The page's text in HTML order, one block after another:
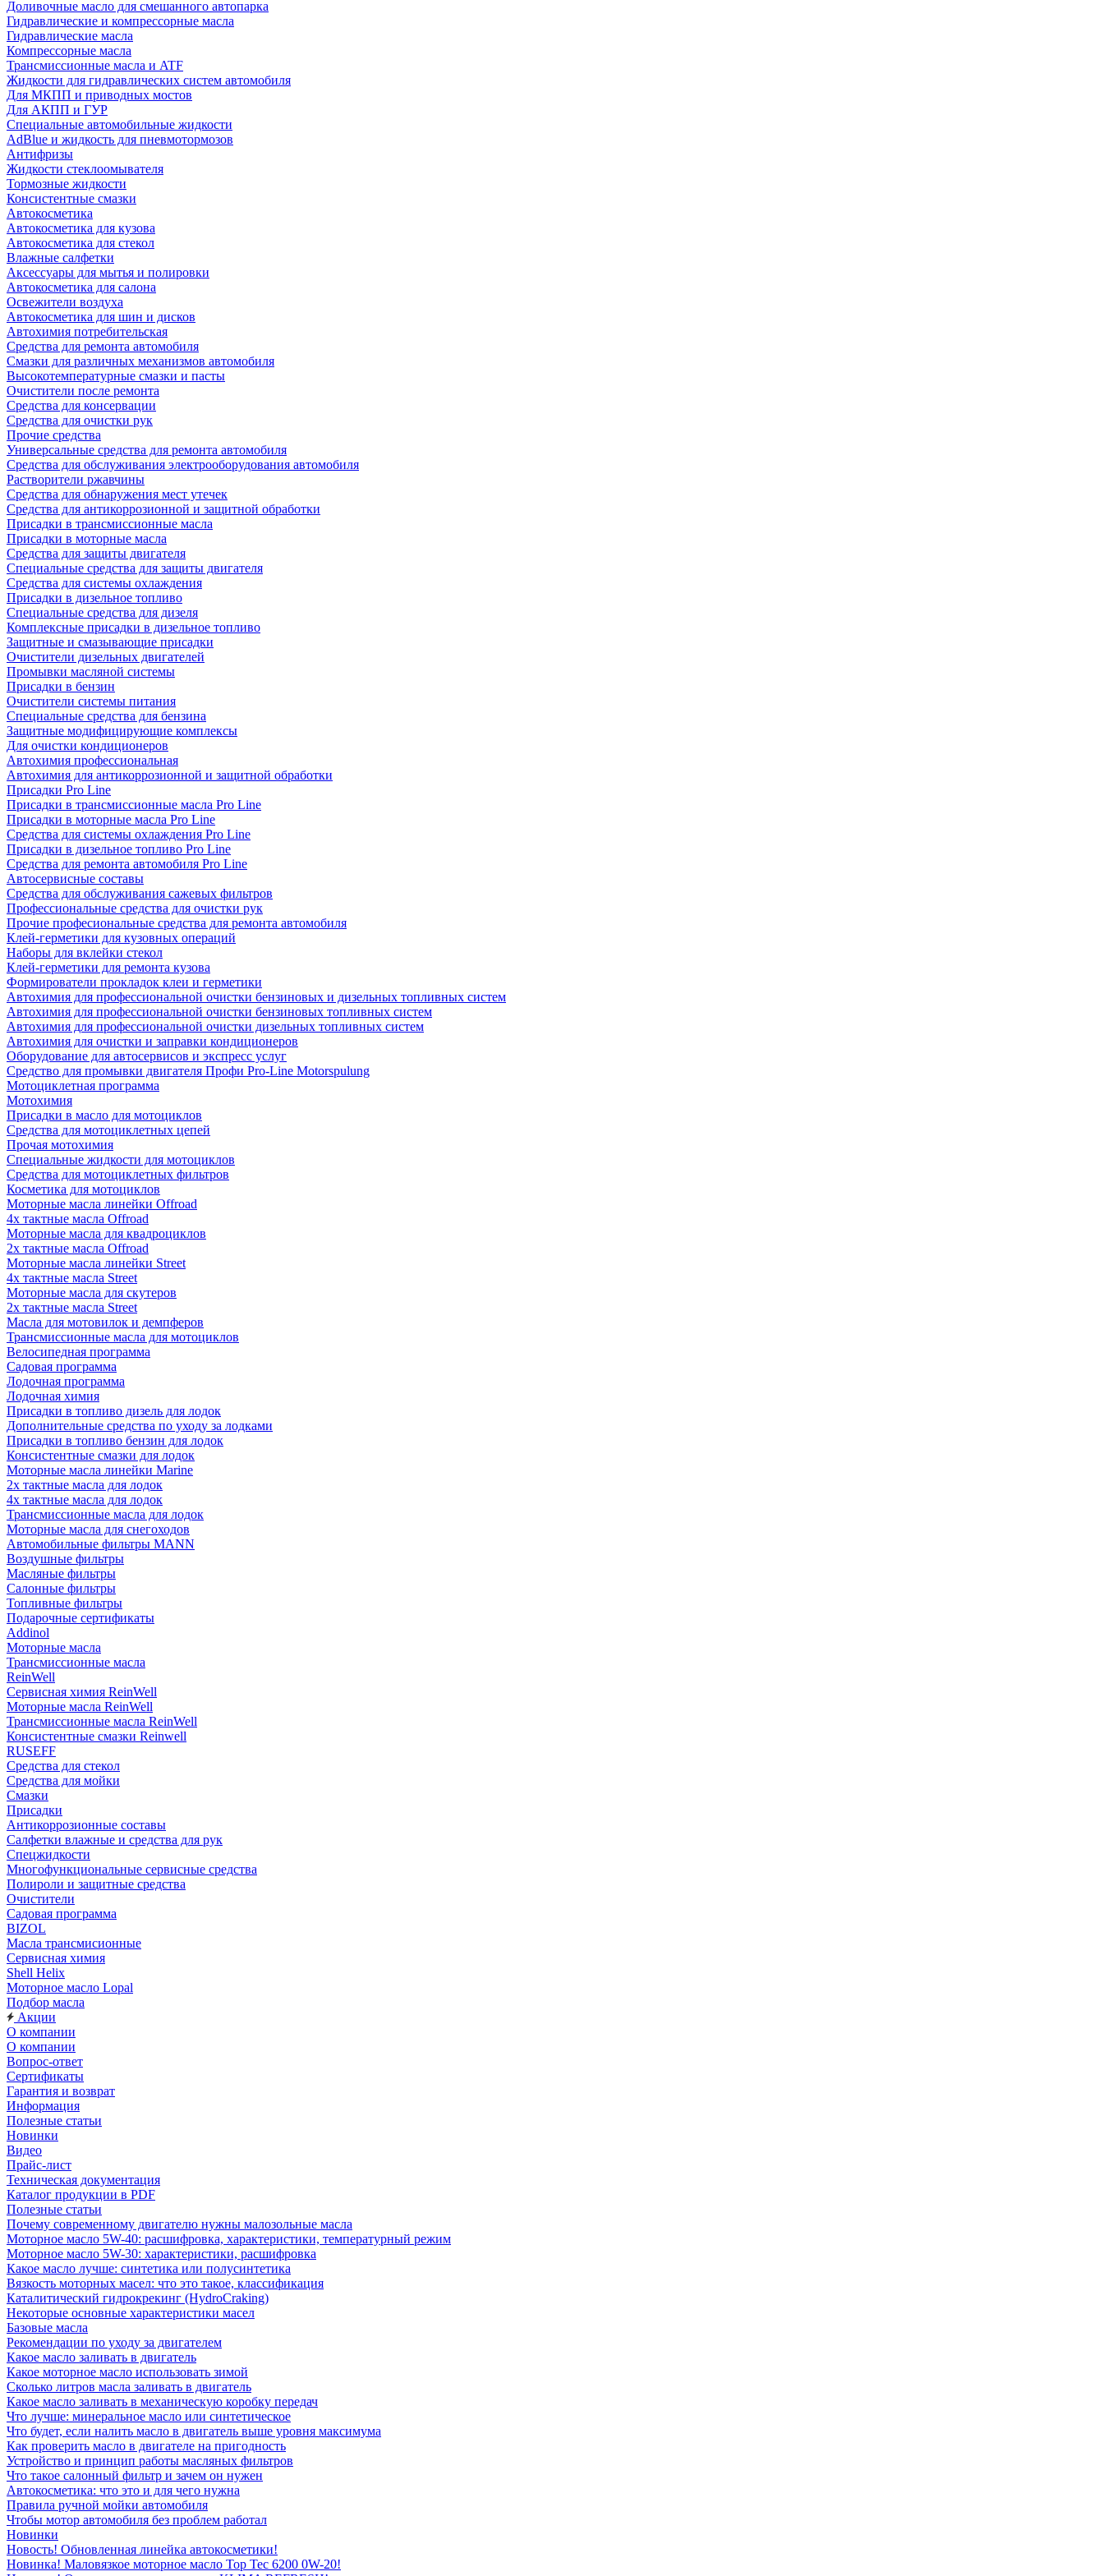
Доливочные масло для смешанного автопарка
Гидравлические и компрессорные масла
Гидравлические масла
Компрессорные масла
Трансмиссионные масла и ATF
Жидкости для гидравлических систем автомобиля
Для МКПП и приводных мостов
Для АКПП и ГУР
Специальные автомобильные жидкости
AdBlue и жидкость для пневмотормозов
Антифризы
Жидкости стеклоомывателя
Тормозные жидкости
Консистентные смазки
Автокосметика
Автокосметика для кузова
Автокосметика для стекол
Влажные салфетки
Аксессуары для мытья и полировки
Автокосметика для салона
Освежители воздуха
Автокосметика для шин и дисков
Автохимия потребительская
Средства для ремонта автомобиля
Смазки для различных механизмов автомобиля
Высокотемпературные смазки и пасты
Очистители после ремонта
Средства для консервации
Средства для очистки рук
Прочие средства
Универсальные средства для ремонта автомобиля
Средства для обслуживания электрооборудования автомобиля
Растворители ржавчины
Средства для обнаружения мест утечек
Средства для антикоррозионной и защитной обработки
Присадки в трансмиссионные масла
Присадки в моторные масла
Средства для защиты двигателя
Специальныe средства для защиты двигателя
Средства для системы охлаждения
Присадки в дизельное топливо
Спeциальные средства для дизеля
Комплексные присадки в дизельное топливо
Защитные и смазывающие присадки
Очистители дизельных двигателей
Промывки масляной системы
Присадки в бензин
Очистители системы питания
Специальные срeдства для бензина
Защитные модифицирующие комплексы
Для очистки кондиционеров
Автохимия профессиональная
Автохимия для антикоррозионной и защитной обработки
Присадки Pro Line
Присадки в трансмиссионные масла Pro Line
Присадки в моторные масла Pro Line
Средства для системы охлаждения Pro Line
Присадки в дизельное топливо Pro Line
Средства для ремонта автомобиля Pro Line
Автосервисные составы
Средства для обслуживания сажевых фильтров
Профессиональные средства для очистки рук
Прочие професиональные средства для ремонта автомобиля
Клей-герметики для кузовных операций
Наборы для вклейки стекол
Клей-герметики для ремонта кузова
Формирователи прокладок клеи и герметики
Автохимия для профессиональной очистки бензиновых и дизельных топливных систем
Автохимия для профессиональной очистки бензиновых топливных систем
Автохимия для профессиональной очистки дизельных топливных систем
Автохимия для очистки и заправки кондиционеров
Оборудование для автосервисов и экспресс услуг
Средство для промывки двигателя Профи Pro-Line Motorspulung
Мотоциклетная программа
Мотохимия
Присадки в масло для мотоциклов
Средства для мотоциклетных цепей
Прочая мотохимия
Специальные жидкости для мотоциклов
Средства для мотоциклетных фильтров
Косметика для мотоциклов
Моторные масла линейки Offroad
4х тактные масла Offroad
Моторные масла для квадроциклов
2х тактные масла Offroad
Моторные масла линейки Street
4х тактные масла Street
Моторные масла для скутеров
2х тактные масла Street
Масла для мотовилок и демпферов
Трансмиссионные масла для мотоциклов
Велосипедная программа
Садовая программа
Лодочная программа
Лодочная химия
Присадки в топливо дизель для лодок
Дополнительные средства по уходу за лодками
Присадки в топливо бензин для лодок
Консистентные смазки для лодок
Моторные масла линейки Marine
2х тактные масла для лодок
4х тактные масла для лодок
Трансмиссионные масла для лодок
Моторные масла для снегоходов
Автомобильные фильтры MANN
Воздушные фильтры
Масляные фильтры
Салонные фильтры
Топливные фильтры
Подарочные сертификаты
Addinol
Моторные масла
Трансмиссионные масла
ReinWell
Сервисная химия ReinWell
Моторные масла ReinWell
Трансмиссионные масла ReinWell
Консистентные смазки Reinwell
RUSEFF
Средства для стекол
Средства для мойки
Смазки
Присадки
Антикоррозионные составы
Салфетки влажные и средства для рук
Спецжидкости
Многофункциональные сервисные средства
Полироли и защитные средства
Очистители
Садовая программа
BIZOL
Масла трансмисионные
Сервисная химия
Shell Helix
Моторное масло Lopal
Подбор масла
Акции
О компании
О компании
Вопрос-ответ
Сертификаты
Гарантия и возврат
Информация
Полезные статьи
Новинки
Видео
Прайс-лист
Техническая документация
Каталог продукции в PDF
Полезные статьи
Почему современному двигателю нужны малозольные масла
Моторное масло 5W-40: расшифровка, характеристики, температурный режим
Моторное масло 5W-30: характеристики, расшифровка
Какое масло лучше: синтетика или полусинтетика
Вязкость моторных масел: что это такое, классификация
Каталитический гидрокрекинг (НydroСraking)
Некоторые основные характеристики масел
Базовые масла
Рекомендации по уходу за двигателем
Какое масло заливать в двигатель
Какое моторное масло использовать зимой
Сколько литров масла заливать в двигатель
Какое масло заливать в механическую коробку передач
Что лучше: минеральное масло или синтетическое
Что будет, если налить масло в двигатель выше уровня максимума
Как проверить масло в двигателе на пригодность
Устройство и принцип работы масляных фильтров
Что такое салонный фильтр и зачем он нужен
Автокосметика: что это и для чего нужна
Правила ручной мойки автомобиля
Чтобы мотор автомобиля без проблем работал
Новинки
Новость! Обновленная линейка автокосметики!
Новинка! Маловязкое моторное масло Top Tec 6200 0W-20!